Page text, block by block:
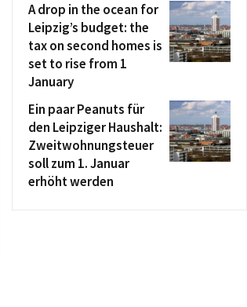
A drop in the ocean for
Leipzig’s budget: the
tax on second homes is
set to rise from 1
January
Ein paar Peanuts für
den Leipziger Haushalt:
Zweitwohnungsteuer
soll zum 1. Januar
erhöht werden